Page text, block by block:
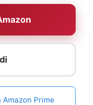
Prime